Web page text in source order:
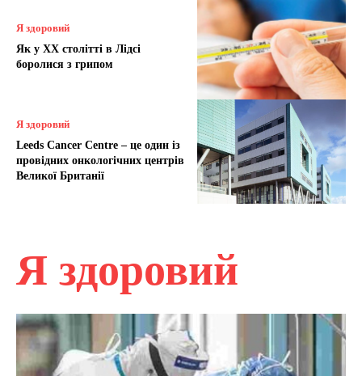
Я здоровий
Як у XX столітті в Лідсі
боролися з грипом
Я здоровий
Leeds Cancer Centre – це один із
провідних онкологічних центрів
Великої Британії
Я здоровий